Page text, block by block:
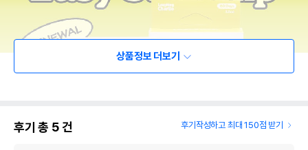
상품정보 더보기
후기 총 5건 후기작성하고 최대 150점 받기